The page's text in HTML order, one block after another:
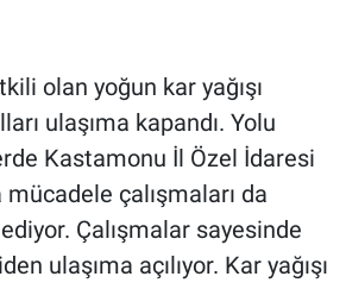
olan yoğun kar yağışı
ulaşıma kapandı. Yolu
Kastamonu İl Özel İdaresi
çalışmaları da
Çalışmalar sayesinde
ulaşıma açılıyor. Kar yağışı